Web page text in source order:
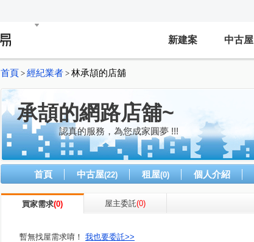
新建案 中古屋
首頁 > 經紀業者 > 林承頡的店舖
承頡的網路店舖~
認真的服務，為您成家圓夢 !!!
首頁 中古屋(22) 租屋(0) 個人介紹
買家需求(0) 屋主委託(0)
暫無找屋需求唷！ 我也要委託>>